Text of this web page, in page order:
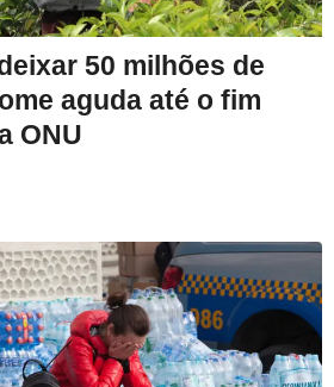
50 milhões de
aguda até o fim
ONU